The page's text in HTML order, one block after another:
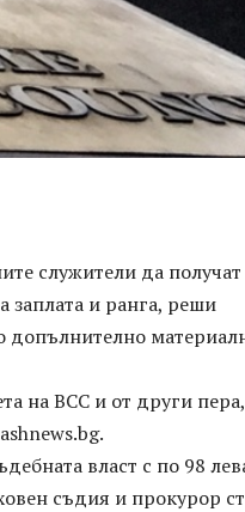
служители да получат
заплата и ранга, реши
допълнително
на ВСС и от други пера,
власт с по 98
съдия и прокурор